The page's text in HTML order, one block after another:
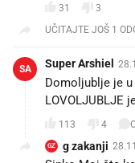
31
3
UČITAJTE JOŠ 1
SA Super Arshiel
Domoljublje je
LOVOLJUBLJE
113 4
GZ g zakanji